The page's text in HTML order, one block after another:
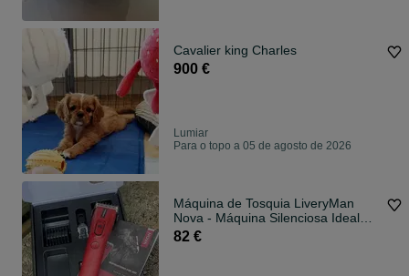
Cavalier king Charles
900 €
Lumiar
Para o topo a 05 de agosto de 2026
Máquina de Tosquia LiveryMan
Nova - Máquina Silenciosa Ideal
Cavalos
82 €